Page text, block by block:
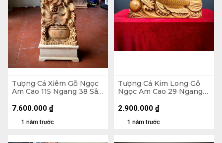
Tượng Cá Xiêm Gỗ Ngọc
Am Cao 115 Ngang 38 Sâu
1 năm trước
7.600.000 ₫
Tượng Cá Kim Long Gỗ
Ngọc Am Cao 29 Ngang
1 năm trước
2.900.000 ₫